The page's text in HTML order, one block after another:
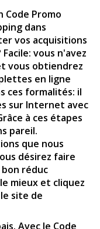
Promo
dans
vos acquisitions
vous n'avez
vous obtiendrez
en ligne
ces formalités: il
sur Internet avec
à ces étapes
pareil.
que nous
désirez faire
bon réduc
mieux et cliquez
site de
Avec le Code